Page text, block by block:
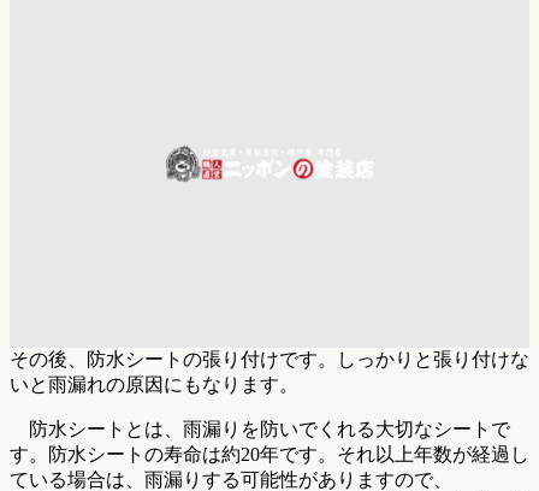
その後、防水シートの張り付けです。しっかりと張り付けな
いと雨漏れの原因にもなります。
防水シートとは、雨漏りを防いでくれる大切なシートで
す。防水シートの寿命は約20年です。それ以上年数が経過し
ている場合は、雨漏りする可能性がありますので、